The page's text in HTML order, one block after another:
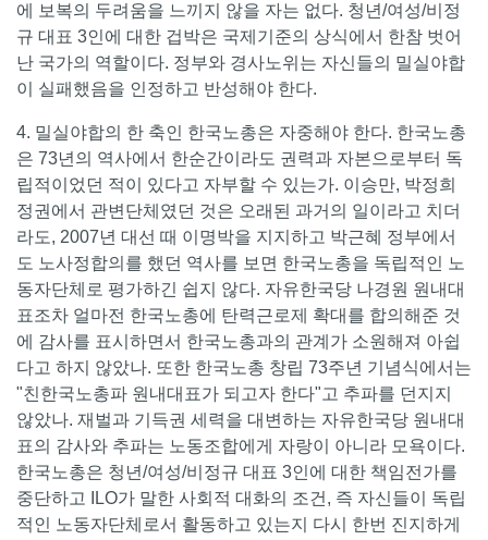
에 보복의 두려움을 느끼지 않을 자는 없다. 청년/여성/비정
규 대표 3인에 대한 겁박은 국제기준의 상식에서 한참 벗어
난 국가의 역할이다. 정부와 경사노위는 자신들의 밀실야합
이 실패했음을 인정하고 반성해야 한다.
4. 밀실야합의 한 축인 한국노총은 자중해야 한다. 한국노총
은 73년의 역사에서 한순간이라도 권력과 자본으로부터 독
립적이었던 적이 있다고 자부할 수 있는가. 이승만, 박정희
정권에서 관변단체였던 것은 오래된 과거의 일이라고 치더
라도, 2007년 대선 때 이명박을 지지하고 박근혜 정부에서
도 노사정합의를 했던 역사를 보면 한국노총을 독립적인 노
동자단체로 평가하긴 쉽지 않다. 자유한국당 나경원 원내대
표조차 얼마전 한국노총에 탄력근로제 확대를 합의해준 것
에 감사를 표시하면서 한국노총과의 관계가 소원해져 아쉽
다고 하지 않았나. 또한 한국노총 창립 73주년 기념식에서는
"친한국노총파 원내대표가 되고자 한다"고 추파를 던지지
않았나. 재벌과 기득권 세력을 대변하는 자유한국당 원내대
표의 감사와 추파는 노동조합에게 자랑이 아니라 모욕이다.
한국노총은 청년/여성/비정규 대표 3인에 대한 책임전가를
중단하고 ILO가 말한 사회적 대화의 조건, 즉 자신들이 독립
적인 노동자단체로서 활동하고 있는지 다시 한번 진지하게